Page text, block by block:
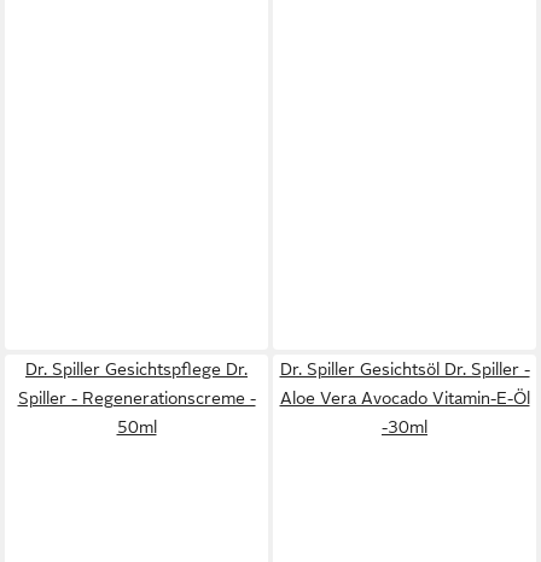
Dr. Spiller Gesichtspflege Dr.
Spiller - Regenerationscreme -
50ml
Dr. Spiller Gesichtsöl Dr. Spiller -
Aloe Vera Avocado Vitamin-E-Öl
-30ml